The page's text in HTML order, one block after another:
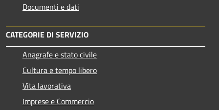
Documenti e dati
CATEGORIE DI SERVIZIO
Anagrafe e stato civile
Cultura e tempo libero
Vita lavorativa
Imprese e Commercio